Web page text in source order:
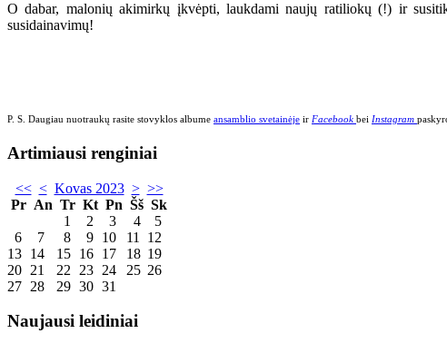
O dabar, malonių akimirkų įkvėpti, laukdami naujų ratiliokų (!) ir
susidainavimų!
P. S. Daugiau nuotraukų rasite stovyklos albume ansamblio svetainėje ir Facebook bei Instagram
Artimiausi renginiai
<< < Kovas 2023 > >>
Pr An Tr Kt Pn Šš Sk
1
2 3 4
5
6
7 8 9 10 11
12
13 14 15 16 17 18 19
20 21 22 23 24 25 26
27 28 29 30 31
Naujausi leidiniai